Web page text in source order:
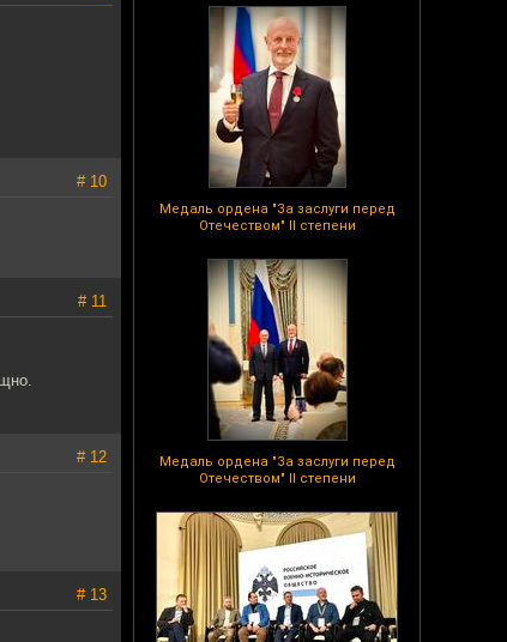
Медаль ордена "За заслуги перед
Отечеством" II степени
Медаль ордена "За заслуги перед
Отечеством" II степени
# 10
# 11
# 12
# 13